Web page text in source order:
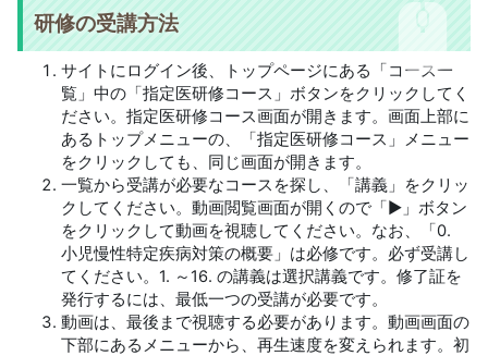
研修の受講方法
サイトにログイン後、トップページにある「コース一
覧」中の「指定医研修コース」ボタンをクリックしてく
ださい。指定医研修コース画面が開きます。画面上部に
あるトップメニューの、「指定医研修コース」メニュー
をクリックしても、同じ画面が開きます。
一覧から受講が必要なコースを探し、「講義」をクリッ
クしてください。動画閲覧画面が開くので「▶」ボタン
をクリックして動画を視聴してください。なお、「0.
小児慢性特定疾病対策の概要」は必修です。必ず受講し
てください。1. ～16. の講義は選択講義です。修了証を
発行するには、最低一つの受講が必要です。
動画は、最後まで視聴する必要があります。動画画面の
下部にあるメニューから、再生速度を変えられます。初